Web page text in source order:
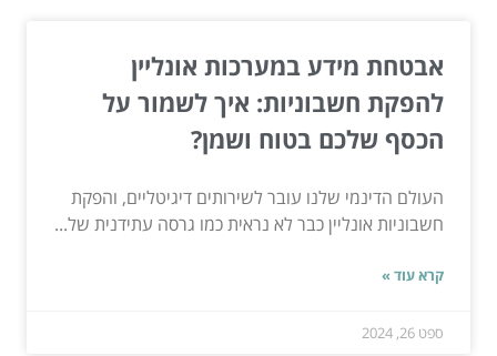
אבטחת מידע במערכות אונליין
להפקת חשבוניות: איך לשמור על
הכסף שלכם בטוח ושמן?
העולם הדינמי שלנו עובר לשירותים דיגיטליים, והפקת
חשבוניות אונליין כבר לא נראית כמו גרסה עתידנית של...
קרא עוד »
ספט 26, 2024